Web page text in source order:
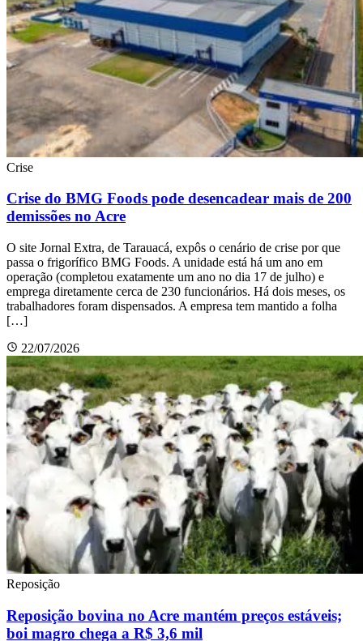
Crise
Crise do BMG Foods pode desencadear mais de 200
demissões no Acre
O site Jornal Extra, de Tarauacá, expôs o cenário de crise por que
passa o frigorífico BMG Foods. A unidade está há um ano em
operação (completou exatamente um ano no dia 17 de julho) e
emprega diretamente cerca de 230 funcionários. Há dois meses, os
trabalhadores foram dispensados. A empresa tem mantido a folha
[…]
22/07/2026
Reposição
Reposição bovina no Acre mantém preços estáveis;
boi magro chega a R$ 3,6 mil